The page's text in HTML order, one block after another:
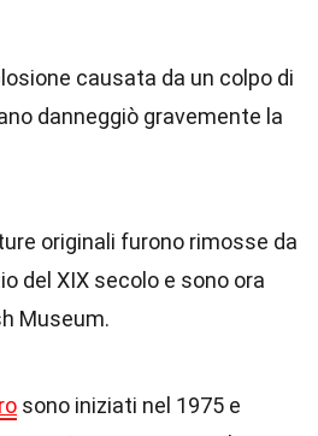
causata da un colpo di
danneggiò gravemente la
originali furono rimosse da
del XIX secolo e sono ora
Museum.
sono iniziati nel 1975 e